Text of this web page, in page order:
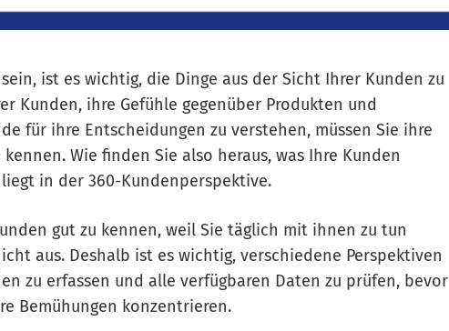
ist es wichtig, die Dinge aus der Sicht Ihrer Kunden zu
Kunden, ihre Gefühle gegenüber Produkten und
für ihre Entscheidungen zu verstehen, müssen Sie ihre
Wie finden Sie also heraus, was Ihre Kunden
in der 360-Kundenperspektive.
gut zu kennen, weil Sie täglich mit ihnen zu tun
aus. Deshalb ist es wichtig, verschiedene Perspektiven
zu erfassen und alle verfügbaren Daten zu prüfen, bevor
Bemühungen konzentrieren.